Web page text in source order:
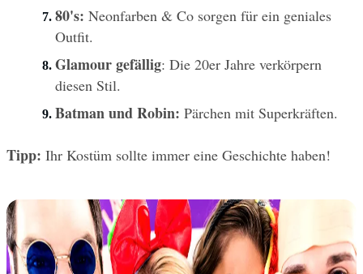
80's: Neonfarben & Co sorgen für ein geniales
Outfit.
Glamour gefällig: Die 20er Jahre verkörpern
diesen Stil.
Batman und Robin: Pärchen mit Superkräften.
Tipp: Ihr Kostüm sollte immer eine Geschichte haben!